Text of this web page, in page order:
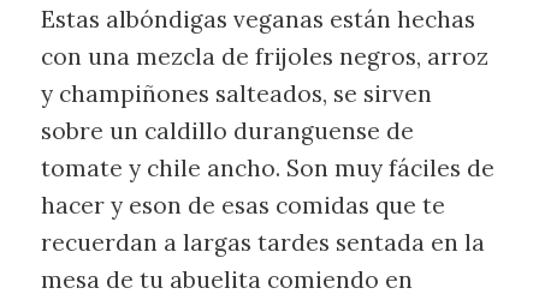
Estas albóndigas veganas están hechas
con una mezcla de frijoles negros, arroz
y champiñones salteados, se sirven
sobre un caldillo duranguense de
tomate y chile ancho. Son muy fáciles de
hacer y eson de esas comidas que te
recuerdan a largas tardes sentada en la
mesa de tu abuelita comiendo en